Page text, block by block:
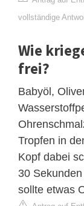
vollständige
Wie
frei?
Babyöl,
Tropfen in
Kopf dabei
30
sollte etwas